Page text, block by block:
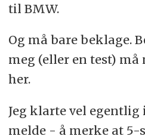
til BMW.
Og må bare beklage.
meg (eller en test)
her.
Jeg klarte vel
melde - å merke at